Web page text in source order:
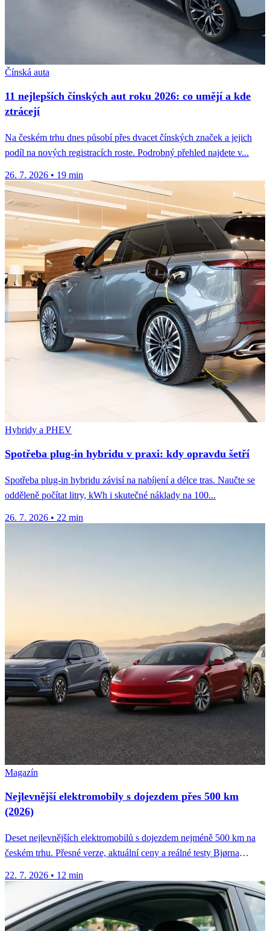
Čínská auta
11 nejlepších čínských aut roku 2026: co umějí a kde
ztrácejí
Na českém trhu dnes působí přes dvacet čínských značek a jejich
podíl na nových registracích roste. Podrobný přehled najdete v...
26. 7. 2026 • 19 min
Hybridy a PHEV
Spotřeba plug-in hybridu v praxi: kdy opravdu šetří
Spotřeba plug-in hybridu závisí na nabíjení a délce tras. Naučte se
odděleně počítat litry, kWh i skutečné náklady na 100...
26. 7. 2026 • 22 min
Magazín
Nejlevnější elektromobily s dojezdem přes 500 km
(2026)
Deset nejlevnějších elektromobilů s dojezdem nejméně 500 km na
českém trhu. Přesné verze, aktuální ceny a reálné testy Bjørna
22. 7. 2026 • 12 min